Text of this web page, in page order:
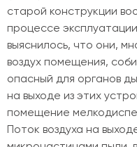
старой конструкции
процессе
выяснилось, что они,
воздух помещения,
опасный для органов
на выходе из этих
помещение
Поток воздуха на